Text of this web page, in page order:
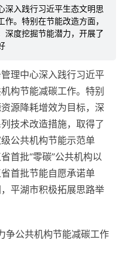
深入践行习近平生态文明思
。特别在节能改造方面，
深度挖掘节能潜力，开展了
理中心深入践行习近平
构节能减碳工作。特别
源降耗增效为目标，深
技术改造措施，取得了
公共机构节能示范单
首批“零碳”公共机构以
首批节能自愿承诺单
平湖市积极拓展思路举
争公共机构节能减碳工作